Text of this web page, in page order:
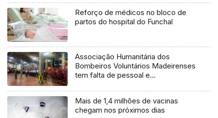
Reforço de médicos no bloco de
partos do hospital do Funchal
Associação Humanitária dos
Bombeiros Voluntários Madeirenses
tem falta de pessoal e
Mais de 1,4 milhões de vacinas
chegam nos próximos dias